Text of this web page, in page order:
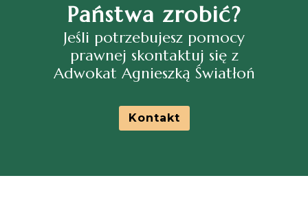
Państwa zrobić?
Jeśli potrzebujesz pomocy
prawnej skontaktuj się z
Adwokat Agnieszką Światłoń
Kontakt